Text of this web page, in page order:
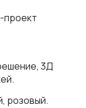
3Д
розовый.
проект